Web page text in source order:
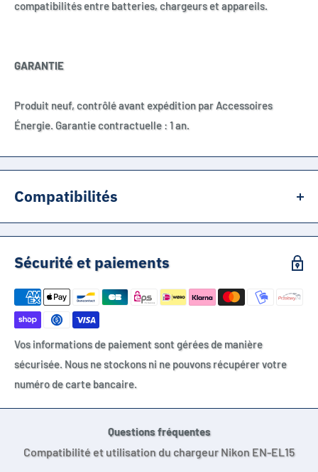
compatibilités entre batteries, chargeurs et appareils.
GARANTIE
Produit neuf, contrôlé avant expédition par Accessoires
Énergie. Garantie contractuelle : 1 an.
Compatibilités
D500, Nikon D600, Nikon D610, Nikon D7000, Nikon D7100,
Nikon D7200, Nikon D750, Nikon D7500, Nikon D800, Nikon
D800E, Nikon D810, Nikon D810A, Nikon D850, Nikon 1 V1, Nikon
Z5, Nikon Z6, Nikon Z6 II, Nikon Z7, Nikon Z7 II, Nikon MB-D11,
Nikon MB-D12
Sécurité et paiements
Vos informations de paiement sont gérées de manière
sécurisée. Nous ne stockons ni ne pouvons récupérer votre
numéro de carte bancaire.
Questions fréquentes
Compatibilité et utilisation du chargeur Nikon EN-EL15